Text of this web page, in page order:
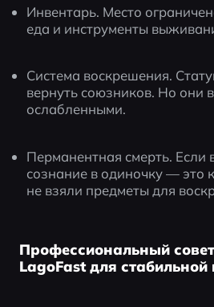
Инвентарь. Место
еда и инструменты
Система воскрешения.
вернуть союзников. Но они
ослабленными.
Перманентная смерть. Если
сознание в одиночку — это
не взяли предметы для
Профессиональный
LagoFast для стабильной